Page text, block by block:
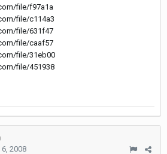
file/f97a1a
file/c114a3
file/631f47
file/caaf57
file/31eb00
file/451938
2008